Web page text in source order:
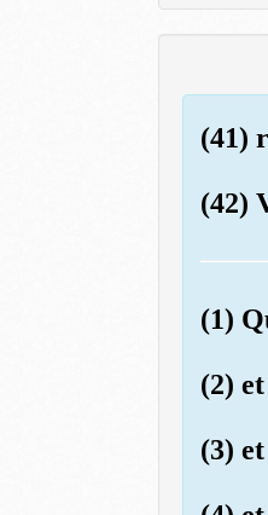
(41)
(42)
(1)
(2)
(3)